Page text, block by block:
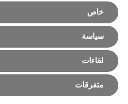
خاص
سياسة
لقاءات
متفرقات